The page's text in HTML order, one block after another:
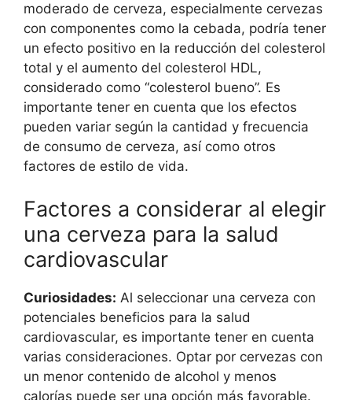
moderado de cerveza, especialmente cervezas
con componentes como la cebada, podría tener
un efecto positivo en la reducción del colesterol
total y el aumento del colesterol HDL,
considerado como “colesterol bueno”. Es
importante tener en cuenta que los efectos
pueden variar según la cantidad y frecuencia
de consumo de cerveza, así como otros
factores de estilo de vida.
Factores a considerar al elegir
una cerveza para la salud
cardiovascular
Curiosidades: Al seleccionar una cerveza con
potenciales beneficios para la salud
cardiovascular, es importante tener en cuenta
varias consideraciones. Optar por cervezas con
un menor contenido de alcohol y menos
calorías puede ser una opción más favorable.